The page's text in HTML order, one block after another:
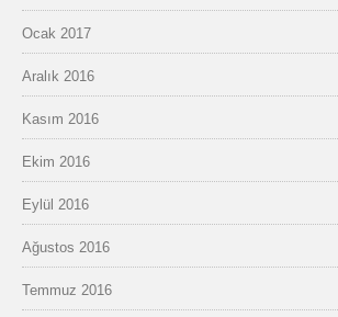
Ocak 2017
Aralık 2016
Kasım 2016
Ekim 2016
Eylül 2016
Ağustos 2016
Temmuz 2016